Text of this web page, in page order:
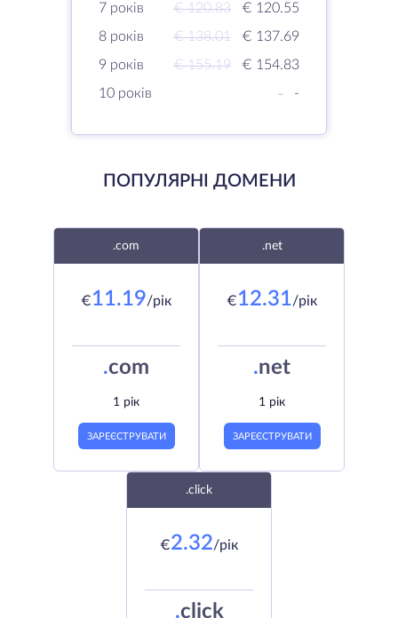
7 років
€ 120.83
€ 120.55
8 років
€ 138.01
€ 137.69
9 років
€ 155.19
€ 154.83
10 років
- -
ПОПУЛЯРНІ ДОМЕНИ
.com
€11.19/рік
.com
1 рік
ЗАРЕЄСТРУВАТИ
.net
€12.31/рік
.net
1 рік
ЗАРЕЄСТРУВАТИ
.click
€2.32/рік
.click